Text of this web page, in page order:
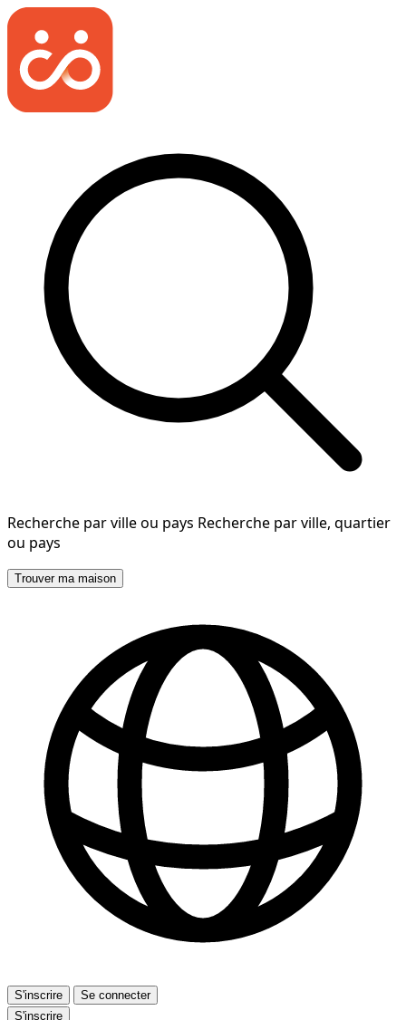
Recherche par ville ou pays Recherche par ville, quartier
ou pays
Trouver ma maison
S'inscrire
Se connecter
S'inscrire